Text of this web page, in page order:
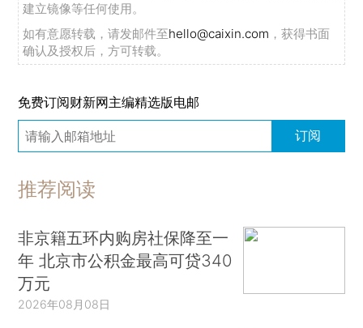
建立镜像等任何使用。
如有意愿转载，请发邮件至hello@caixin.com ，获得书面
确认及授权后，方可转载。
免费订阅财新网主编精选版电邮
订阅
推荐阅读
非京籍五环内购房社保降至一
年 北京市公积金最高可贷340
万元
2026年08月08日